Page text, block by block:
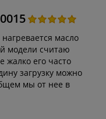
масло
модели считаю
жалко его часто
загрузку можно
мы от нее в